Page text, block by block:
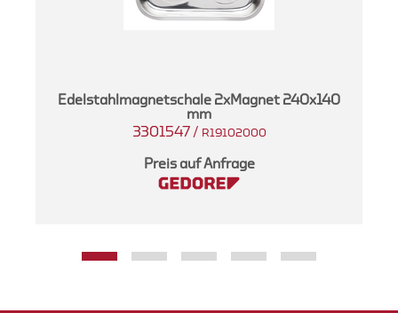
Edelstahlmagnetschale 2xMagnet 240x140
mm
3301547 / R19102000
Preis auf Anfrage